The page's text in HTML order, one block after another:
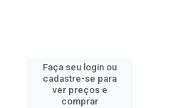
Faça seu login ou
cadastre-se para
ver preços e
comprar